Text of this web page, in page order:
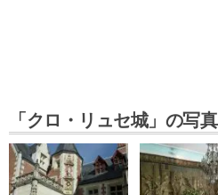
「クロ・リュセ城」の写真